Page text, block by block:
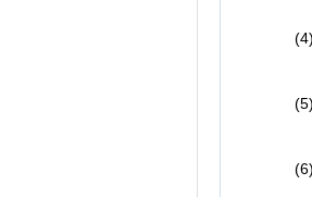
(4)机
(5)干
(6)所